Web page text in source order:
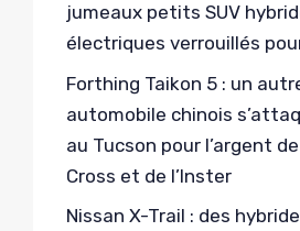
jumeaux petits SUV
électriques verrouillés
Forthing Taikon 5 : un
automobile chinois
au Tucson pour l’argent
Cross et de l’Inster
Nissan X-Trail : des